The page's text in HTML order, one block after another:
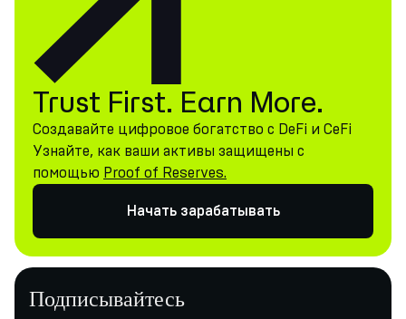
Trust First. Earn More.
Создавайте цифровое богатство с DeFi и CeFi
Узнайте, как ваши активы защищены с
помощью Proof of Reserves.
Начать зарабатывать
Подписывайтесь